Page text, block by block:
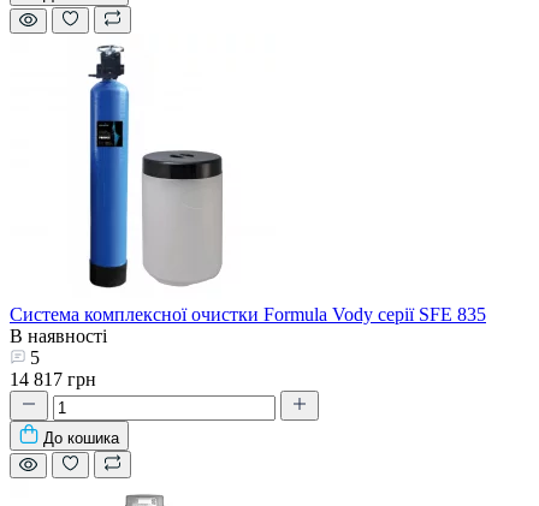
Система комплексної очистки Formula Vody серії SFE 835
В наявності
5
14 817 грн
До кошика